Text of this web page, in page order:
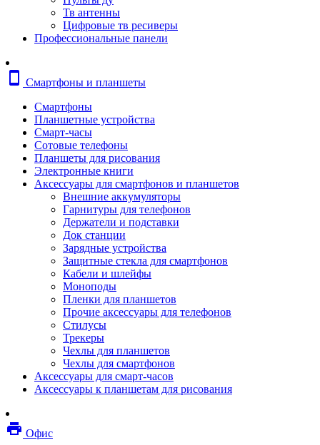
Торговое оборудование
Детектор валют
Счетчики банкнот
Калькуляторы
Мебель
Стулья и кресла
Столы
Мебельные аксессуары
Аксессуары для кресел
Вешалки
Коврики защитные
Эргономика
Опции для устройств печати, копирования и
сканирования
Сетевое оборудование
Маршрутизаторы
Модемы
Точки доступа
Сетевые адаптеры
Коммутаторы
Расширители беспроводной сети
Wi-fi антенны
Инструмент
Кабель
Монтажные компоненты
Тв антенны
Цифровые тв ресиверы
Профессиональные панели
smartphone
Смартфоны и планшеты
Смартфоны
Планшетные устройства
Смарт-часы
Сотовые телефоны
Планшеты для рисования
Электронные книги
Аксессуары для смартфонов и планшетов
Внешние аккумуляторы
Гарнитуры для телефонов
Держатели и подставки
Док станции
Зарядные устройства
Защитные стекла для смартфонов
Кабели и шлейфы
Моноподы
Пленки для планшетов
Прочие аксессуары для телефонов
Стилусы
Трекеры
Чехлы для планшетов
Чехлы для смартфонов
Аксессуары для смарт-часов
Аксессуары к планшетам для рисования
local_printshop Офис